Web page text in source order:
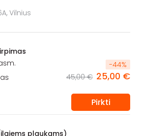
Vilnius
-44%
45,00 € 25,00 €
Pirkti
plaukams)